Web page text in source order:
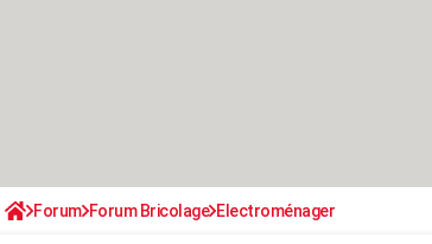
Forum Forum Bricolage Electroménager